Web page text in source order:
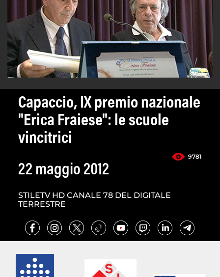
Capaccio, IX premio nazionale
"Erica Fraiese": le scuole
vincitrici
9781
22 maggio 2012
STILETV HD CANALE 78 DEL DIGITALE
TERRESTRE